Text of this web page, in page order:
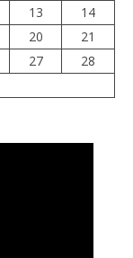
13
14
20
21
27
28